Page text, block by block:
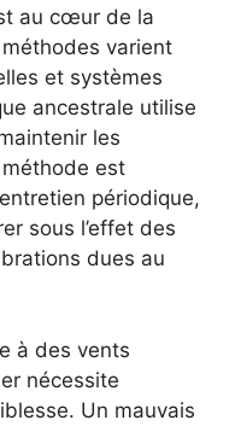
au cœur de la
varient
et systèmes
ancestrale utilise
les
est
périodique,
sous l’effet des
dues au
à des vents
nécessite
Un mauvais